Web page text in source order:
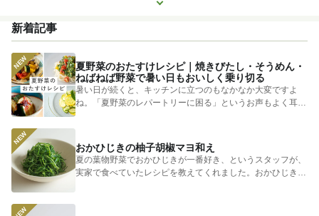
もっと見る
新着記事
夏野菜のおたすけレシピ｜焼きびたし・そうめん・
ねばねば野菜で暑い日もおいしく乗り切る
暑い日が続くと、キッチンに立つのもなかなか大変ですよ
ね。「夏野菜のレパートリーに困る」というお声もよく耳に
します。 そ...
おかひじきの柚子胡椒マヨ和え
夏の葉物野菜でおかひじきが一番好き、というスタッフが、
実家で食べていたレシピを教えてくれました。おかひじきの